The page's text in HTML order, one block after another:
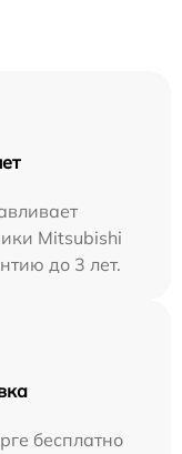
Mitsubishi
до 3 лет.
бесплатно